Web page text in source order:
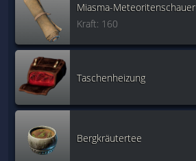
Miasma-Meteoritenschauer
Kraft: 160
Taschenheizung
Bergkräutertee